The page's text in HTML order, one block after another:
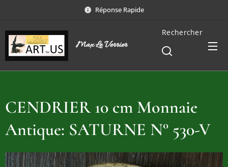
Réponse Rapide
Max Le Verrier
Rechercher
CENDRIER 10 cm Monnaie
Antique: SATURNE N° 530-V